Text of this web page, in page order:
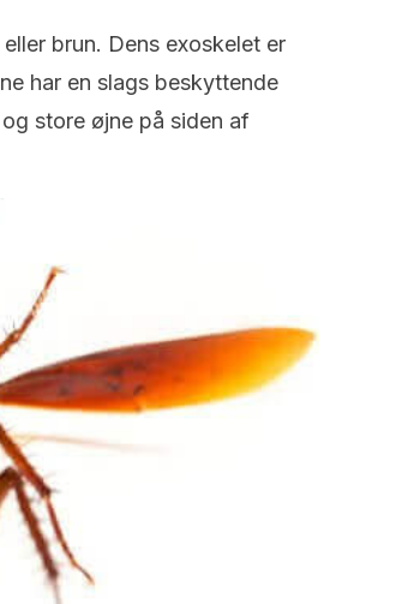
brun. Dens exoskelet er
har en slags beskyttende
store øjne på siden af